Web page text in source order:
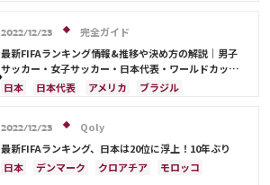
モロッコ
韓国 アメリカ
オーストラリア
コスタリカ
ケイラー・ナバス
サルダル・アズムン
スペイン
フランス ベルギー
スイス
イングランド オランダ
ポーランド
ポルトガル
ブラジル
アルゼンチン
エクアドル
ウルグアイ カナダ
メキシコ
アメリカ
ウェールズ
コスタリカ
2022/12/23
完全ガイド
最新FIFAランキング情報&推移や決め方の解説｜男子
サッカー・女子サッカー・日本代表・ワールドカップ
出場国を網羅
日本 日本代表 アメリカ
ブラジル
ドイツ
ベルギー クロアチア
イングランド
アルゼンチン
ガーナ
デンマーク
セルビア スペイン
オランダ
2022/12/23
Qoly
最新FIFAランキング、日本は20位に浮上！10年ぶり
日本
デンマーク クロアチア
モロッコ